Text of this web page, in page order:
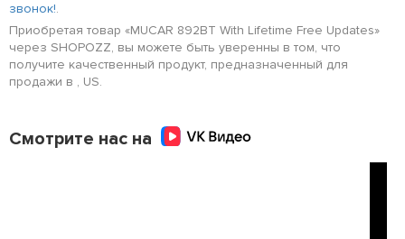
звонок!.
Приобретая товар «MUCAR 892BT With Lifetime Free Updates»
через SHOPOZZ, вы можете быть уверенны в том, что
получите качественный продукт, предназначенный для
продажи в , US.
Смотрите нас на